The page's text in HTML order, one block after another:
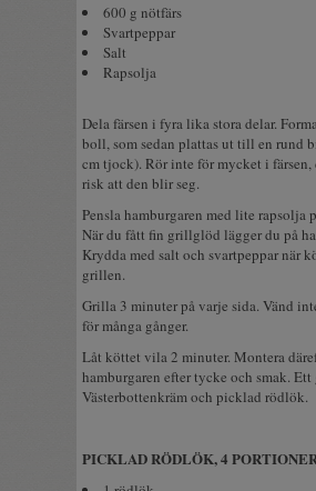
600 g nötfärs
Svartpeppar
Salt
Rapsolja
Dela färsen i fyra lika stora delar.
boll, som sedan plattas ut till en rund
cm tjock). Rör inte för mycket i färsen,
risk att den blir seg.
Pensla hamburgaren med lite rapsolja
När du fått fin grillglöd lägger du på
Krydda med salt och svartpeppar när
grillen.
Grilla 3 minuter på varje sida. Vänd
för många gånger.
Låt köttet vila 2 minuter. Montera
hamburgaren efter tycke och smak.
Västerbottenkräm och picklad rödlök.
PICKLAD RÖDLÖK, 4 PORTIONER